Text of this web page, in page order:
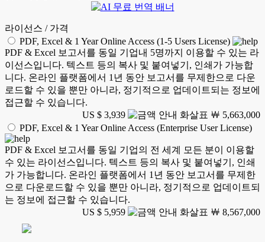
라이선스 / 가격
PDF, Excel & 1 Year Online Access (1-5 Users License)
PDF & Excel 보고서를 동일 기업내 5명까지 이용할 수 있는 라
이선스입니다. 텍스트 등의 복사 및 붙여넣기, 인쇄가 가능합
니다. 온라인 플랫폼에서 1년 동안 보고서를 무제한으로 다운
로드할 수 있을 뿐만 아니라, 정기적으로 업데이트되는 정보에
접근할 수 있습니다.
US $ 3,939
￦ 5,663,000
PDF, Excel & 1 Year Online Access (Enterprise User License)
PDF & Excel 보고서를 동일 기업의 전 세계 모든 분이 이용할
수 있는 라이선스입니다. 텍스트 등의 복사 및 붙여넣기, 인쇄
가 가능합니다. 온라인 플랫폼에서 1년 동안 보고서를 무제한
으로 다운로드할 수 있을 뿐만 아니라, 정기적으로 업데이트되
는 정보에 접근할 수 있습니다.
US $ 5,959
￦ 8,567,000